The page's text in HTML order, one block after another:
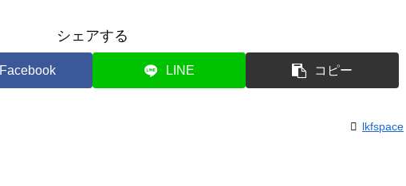
シェアする
Facebook LINE コピー
lkfspace